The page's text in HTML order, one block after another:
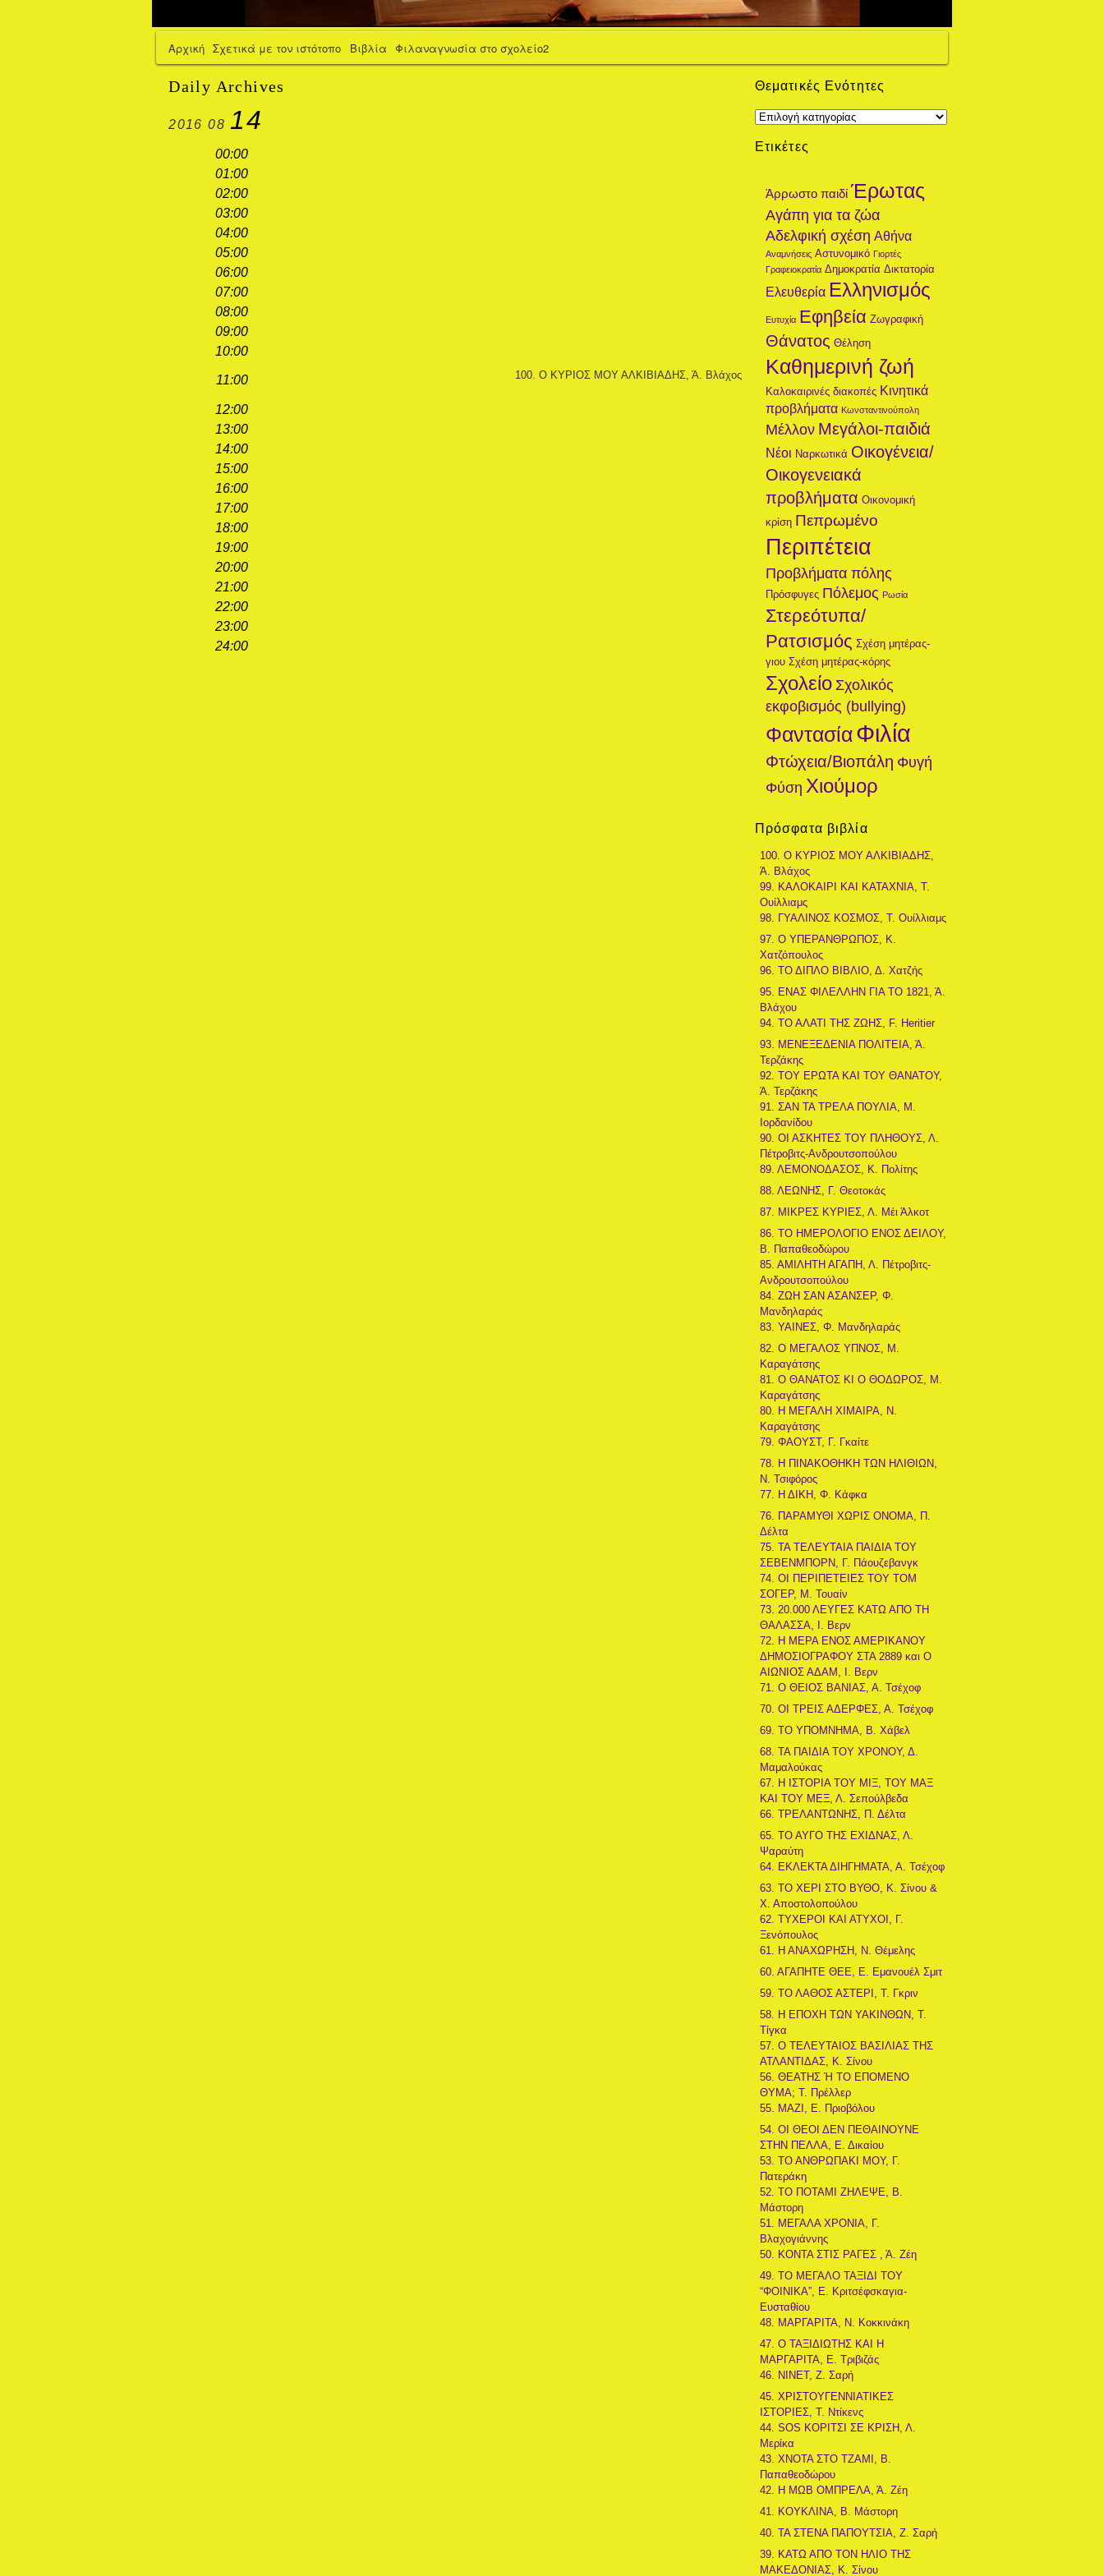
Αρχική Σχετικά με τον ιστότοπο Βιβλία Φιλαναγνωσία στο σχολείο2
Daily Archives
2016 08 14
00:00
01:00
02:00
03:00
04:00
05:00
06:00
07:00
08:00
09:00
10:00
11:00 100. Ο ΚΥΡΙΟΣ ΜΟΥ ΑΛΚΙΒΙΑΔΗΣ, Ά. Βλάχος
12:00
13:00
14:00
15:00
16:00
17:00
18:00
19:00
20:00
21:00
22:00
23:00
24:00
Θεματικές Ενότητες
Θεματικές
Ενότητες
Ετικέτες
Άρρωστο παιδί Έρωτας
Αγάπη για τα ζώα
Αδελφική σχέση Αθήνα
Αναμνήσεις Αστυνομικό Γιορτές
Γραφειοκρατία Δημοκρατία Δικτατορία
Ελευθερία Ελληνισμός
Ευτυχία Εφηβεία Ζωγραφική
Θάνατος Θέληση
Καθημερινή ζωή
Καλοκαιρινές διακοπές Κινητικά
προβλήματα Κωνσταντινούπολη
Μέλλον Μεγάλοι-παιδιά
Νέοι Ναρκωτικά Οικογένεια/
Οικογενειακά
προβλήματα Οικονομική
κρίση Πεπρωμένο
Περιπέτεια
Προβλήματα πόλης
Πρόσφυγες Πόλεμος Ρωσία
Στερεότυπα/
Ρατσισμός Σχέση μητέρας-
γιου Σχέση μητέρας-κόρης
Σχολείο Σχολικός
εκφοβισμός (bullying)
ΦαντασίαΦιλία
Φτώχεια/Βιοπάλη Φυγή
Φύση Χιούμορ
Πρόσφατα βιβλία
100. Ο ΚΥΡΙΟΣ ΜΟΥ ΑΛΚΙΒΙΑΔΗΣ,
Ά. Βλάχος
99. ΚΑΛΟΚΑΙΡΙ ΚΑΙ ΚΑΤΑΧΝΙΑ, Τ.
Ουίλλιαμς
98. ΓΥΑΛΙΝΟΣ ΚΟΣΜΟΣ, Τ. Ουίλλιαμς
97. Ο ΥΠΕΡΑΝΘΡΩΠΟΣ, Κ.
Χατζόπουλος
96. ΤΟ ΔΙΠΛΟ ΒΙΒΛΙΟ, Δ. Χατζής
95. ΕΝΑΣ ΦΙΛΕΛΛΗΝ ΓΙΑ ΤΟ 1821, Ά.
Βλάχου
94. ΤΟ ΑΛΑΤΙ ΤΗΣ ΖΩΗΣ, F. Heritier
93. ΜΕΝΕΞΕΔΕΝΙΑ ΠΟΛΙΤΕΙΑ, Ά.
Τερζάκης
92. ΤΟΥ ΕΡΩΤΑ ΚΑΙ ΤΟΥ ΘΑΝΑΤΟΥ,
Ά. Τερζάκης
91. ΣΑΝ ΤΑ ΤΡΕΛΑ ΠΟΥΛΙΑ, Μ.
Ιορδανίδου
90. ΟΙ ΑΣΚΗΤΕΣ ΤΟΥ ΠΛΗΘΟΥΣ, Λ.
Πέτροβιτς-Ανδρουτσοπούλου
89. ΛΕΜΟΝΟΔΑΣΟΣ, Κ. Πολίτης
88. ΛΕΩΝΗΣ, Γ. Θεοτοκάς
87. ΜΙΚΡΕΣ ΚΥΡΙΕΣ, Λ. Μέι Άλκοτ
86. ΤΟ ΗΜΕΡΟΛΟΓΙΟ ΕΝΟΣ ΔΕΙΛΟΥ,
Β. Παπαθεοδώρου
85. ΑΜΙΛΗΤΗ ΑΓΑΠΗ, Λ. Πέτροβιτς-
Ανδρουτσοπούλου
84. ΖΩΗ ΣΑΝ ΑΣΑΝΣΕΡ, Φ.
Μανδηλαράς
83. ΥΑΙΝΕΣ, Φ. Μανδηλαράς
82. Ο ΜΕΓΑΛΟΣ ΥΠΝΟΣ, Μ.
Καραγάτσης
81. Ο ΘΑΝΑΤΟΣ ΚΙ Ο ΘΟΔΩΡΟΣ, Μ.
Καραγάτσης
80. Η ΜΕΓΑΛΗ ΧΙΜΑΙΡΑ, Ν.
Καραγάτσης
79. ΦΑΟΥΣΤ, Γ. Γκαίτε
78. Η ΠΙΝΑΚΟΘΗΚΗ ΤΩΝ ΗΛΙΘΙΩΝ,
Ν. Τσιφόρος
77. Η ΔΙΚΗ, Φ. Κάφκα
76. ΠΑΡΑΜΥΘΙ ΧΩΡΙΣ ΟΝΟΜΑ, Π.
Δέλτα
75. ΤΑ ΤΕΛΕΥΤΑΙΑ ΠΑΙΔΙΑ ΤΟΥ
ΣΕΒΕΝΜΠΟΡΝ, Γ. Πάουζεβανγκ
74. ΟΙ ΠΕΡΙΠΕΤΕΙΕΣ ΤΟΥ ΤΟΜ
ΣΟΓΕΡ, Μ. Τουαίν
73. 20.000 ΛΕΥΓΕΣ ΚΑΤΩ ΑΠΟ ΤΗ
ΘΑΛΑΣΣΑ, Ι. Βερν
72. Η ΜΕΡΑ ΕΝΟΣ ΑΜΕΡΙΚΑΝΟΥ
ΔΗΜΟΣΙΟΓΡΑΦΟΥ ΣΤΑ 2889 και Ο
ΑΙΩΝΙΟΣ ΑΔΑΜ, Ι. Βερν
71. Ο ΘΕΙΟΣ ΒΑΝΙΑΣ, Α. Τσέχοφ
70. ΟΙ ΤΡΕΙΣ ΑΔΕΡΦΕΣ, Α. Τσέχοφ
69. ΤΟ ΥΠΟΜΝΗΜΑ, Β. Χάβελ
68. ΤΑ ΠΑΙΔΙΑ ΤΟΥ ΧΡΟΝΟΥ, Δ.
Μαμαλούκας
67. Η ΙΣΤΟΡΙΑ ΤΟΥ ΜΙΞ, ΤΟΥ ΜΑΞ
ΚΑΙ ΤΟΥ ΜΕΞ, Λ. Σεπούλβεδα
66. ΤΡΕΛΑΝΤΩΝΗΣ, Π. Δέλτα
65. ΤΟ ΑΥΓΟ ΤΗΣ ΕΧΙΔΝΑΣ, Λ.
Ψαραύτη
64. ΕΚΛΕΚΤΑ ΔΙΗΓΗΜΑΤΑ, Α. Τσέχοφ
63. ΤΟ ΧΕΡΙ ΣΤΟ ΒΥΘΟ, Κ. Σίνου &
Χ. Αποστολοπούλου
62. ΤΥΧΕΡΟΙ ΚΑΙ ΑΤΥΧΟΙ, Γ.
Ξενόπουλος
61. Η ΑΝΑΧΩΡΗΣΗ, Ν. Θέμελης
60. ΑΓΑΠΗΤΕ ΘΕΕ, Ε. Εμανουέλ Σμιτ
59. ΤΟ ΛΑΘΟΣ ΑΣΤΕΡΙ, Τ. Γκριν
58. Η ΕΠΟΧΗ ΤΩΝ ΥΑΚΙΝΘΩΝ, Τ.
Τίγκα
57. Ο ΤΕΛΕΥΤΑΙΟΣ ΒΑΣΙΛΙΑΣ ΤΗΣ
ΑΤΛΑΝΤΙΔΑΣ, Κ. Σίνου
56. ΘΕΑΤΗΣ Ή ΤΟ ΕΠΟΜΕΝΟ
ΘΥΜΑ; Τ. Πρέλλερ
55. ΜΑΖΙ, Ε. Πριοβόλου
54. ΟΙ ΘΕΟΙ ΔΕΝ ΠΕΘΑΙΝΟΥΝΕ
ΣΤΗΝ ΠΕΛΛΑ, Ε. Δικαίου
53. ΤΟ ΑΝΘΡΩΠΑΚΙ ΜΟΥ, Γ.
Πατεράκη
52. ΤΟ ΠΟΤΑΜΙ ΖΗΛΕΨΕ, Β.
Μάστορη
51. ΜΕΓΑΛΑ ΧΡΟΝΙΑ, Γ.
Βλαχογιάννης
50. ΚΟΝΤΑ ΣΤΙΣ ΡΑΓΕΣ , Ά. Ζέη
49. ΤΟ ΜΕΓΑΛΟ ΤΑΞΙΔΙ ΤΟΥ
“ΦΟΙΝΙΚΑ”, Ε. Κριτσέφσκαγια-
Ευσταθίου
48. ΜΑΡΓΑΡΙΤΑ, Ν. Κοκκινάκη
47. Ο ΤΑΞΙΔΙΩΤΗΣ ΚΑΙ Η
ΜΑΡΓΑΡΙΤΑ, Ε. Τριβιζάς
46. ΝΙΝΕΤ, Ζ. Σαρή
45. ΧΡΙΣΤΟΥΓΕΝΝΙΑΤΙΚΕΣ
ΙΣΤΟΡΙΕΣ, Τ. Ντίκενς
44. SOS ΚΟΡΙΤΣΙ ΣΕ ΚΡΙΣΗ, Λ.
Μερίκα
43. ΧΝΟΤΑ ΣΤΟ ΤΖΑΜΙ, Β.
Παπαθεοδώρου
42. Η ΜΩΒ ΟΜΠΡΕΛΑ, Ά. Ζέη
41. ΚΟΥΚΛΙΝΑ, Β. Μάστορη
40. ΤΑ ΣΤΕΝΑ ΠΑΠΟΥΤΣΙΑ, Ζ. Σαρή
39. ΚΑΤΩ ΑΠΟ ΤΟΝ ΗΛΙΟ ΤΗΣ
ΜΑΚΕΔΟΝΙΑΣ, Κ. Σίνου